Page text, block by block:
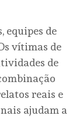
equipes de
vítimas de
de
reais e
ajudam a